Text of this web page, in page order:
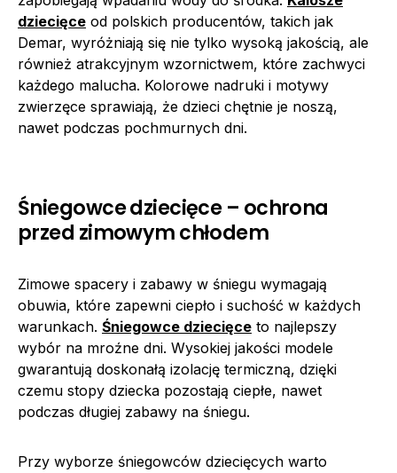
dziecięce od polskich producentów, takich jak
Demar, wyróżniają się nie tylko wysoką jakością, ale
również atrakcyjnym wzornictwem, które zachwyci
każdego malucha. Kolorowe nadruki i motywy
zwierzęce sprawiają, że dzieci chętnie je noszą,
nawet podczas pochmurnych dni.
Śniegowce dziecięce – ochrona
przed zimowym chłodem
Zimowe spacery i zabawy w śniegu wymagają
obuwia, które zapewni ciepło i suchość w każdych
warunkach. Śniegowce dziecięce to najlepszy
wybór na mroźne dni. Wysokiej jakości modele
gwarantują doskonałą izolację termiczną, dzięki
czemu stopy dziecka pozostają ciepłe, nawet
podczas długiej zabawy na śniegu.
Przy wyborze śniegowców dziecięcych warto